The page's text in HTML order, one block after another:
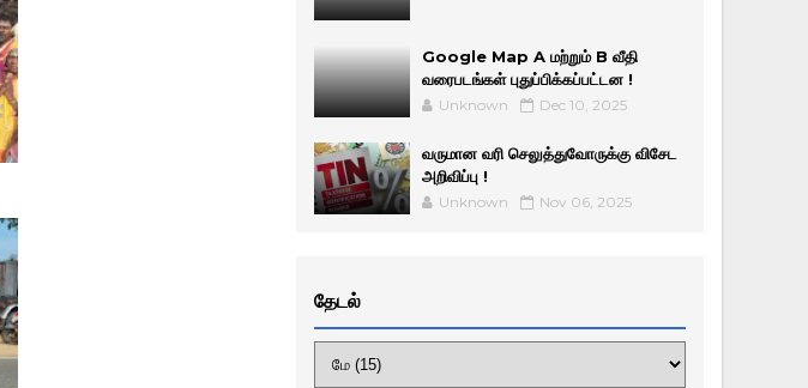
Google Map A மற்றும் B வீதி
வரைபடங்கள் புதுப்பிக்கப்பட்டன !
Unknown Dec 10, 2025
வருமான வரி செலுத்துவோருக்கு விசேட
அறிவிப்பு !
Unknown Nov 06, 2025
தேடல்